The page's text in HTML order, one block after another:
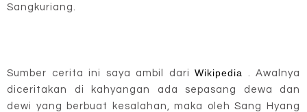
Sangkuriang.
Sumber cerita ini saya ambil dari Wikipedia
. Awalnya
diceritakan di kahyangan ada sepasang dewa dan
dewi yang berbuat kesalahan, maka oleh Sang Hyang